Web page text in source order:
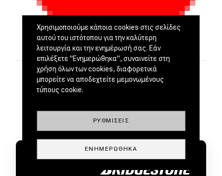
Χρησιμοποιούμε κάποια cookies στις σελίδες
αυτού του ιστότοπου για την καλύτερη
λειτουργία και την ενημέρωσή σας. Εάν
επιλέξετε "Ενημερώθηκα", συναινείτε στη
χρήση όλων των cookies, διαφορετικά
μπορείτε να αποδεχτείτε μεμονωμένους
τύπους cookie.
ΡΥΘΜΊΣΕΙΣ
ΕΝΗΜΕΡΏΘΗΚΑ